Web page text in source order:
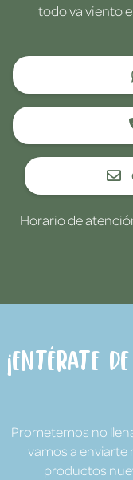
todo va viento
Horario de
¡Entérate
Prometemos no
vamos a enviarte
productos